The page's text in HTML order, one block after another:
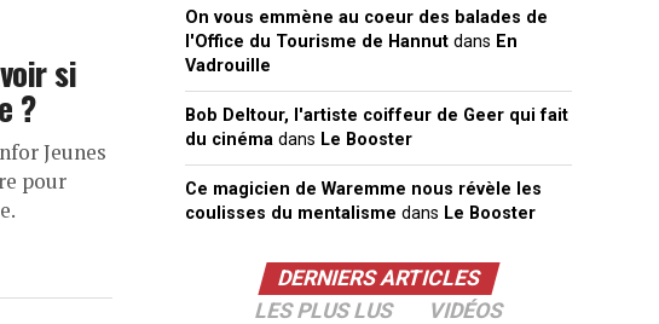
si
?
Jeunes
pour
On vous emmène au coeur des balades de
l'Office du Tourisme de Hannut dans En
Vadrouille
Bob Deltour, l'artiste coiffeur de Geer qui fait
du cinéma dans Le Booster
Ce magicien de Waremme nous révèle les
coulisses du mentalisme dans Le Booster
DERNIERS ARTICLES
LES PLUS LUS
VIDÉOS